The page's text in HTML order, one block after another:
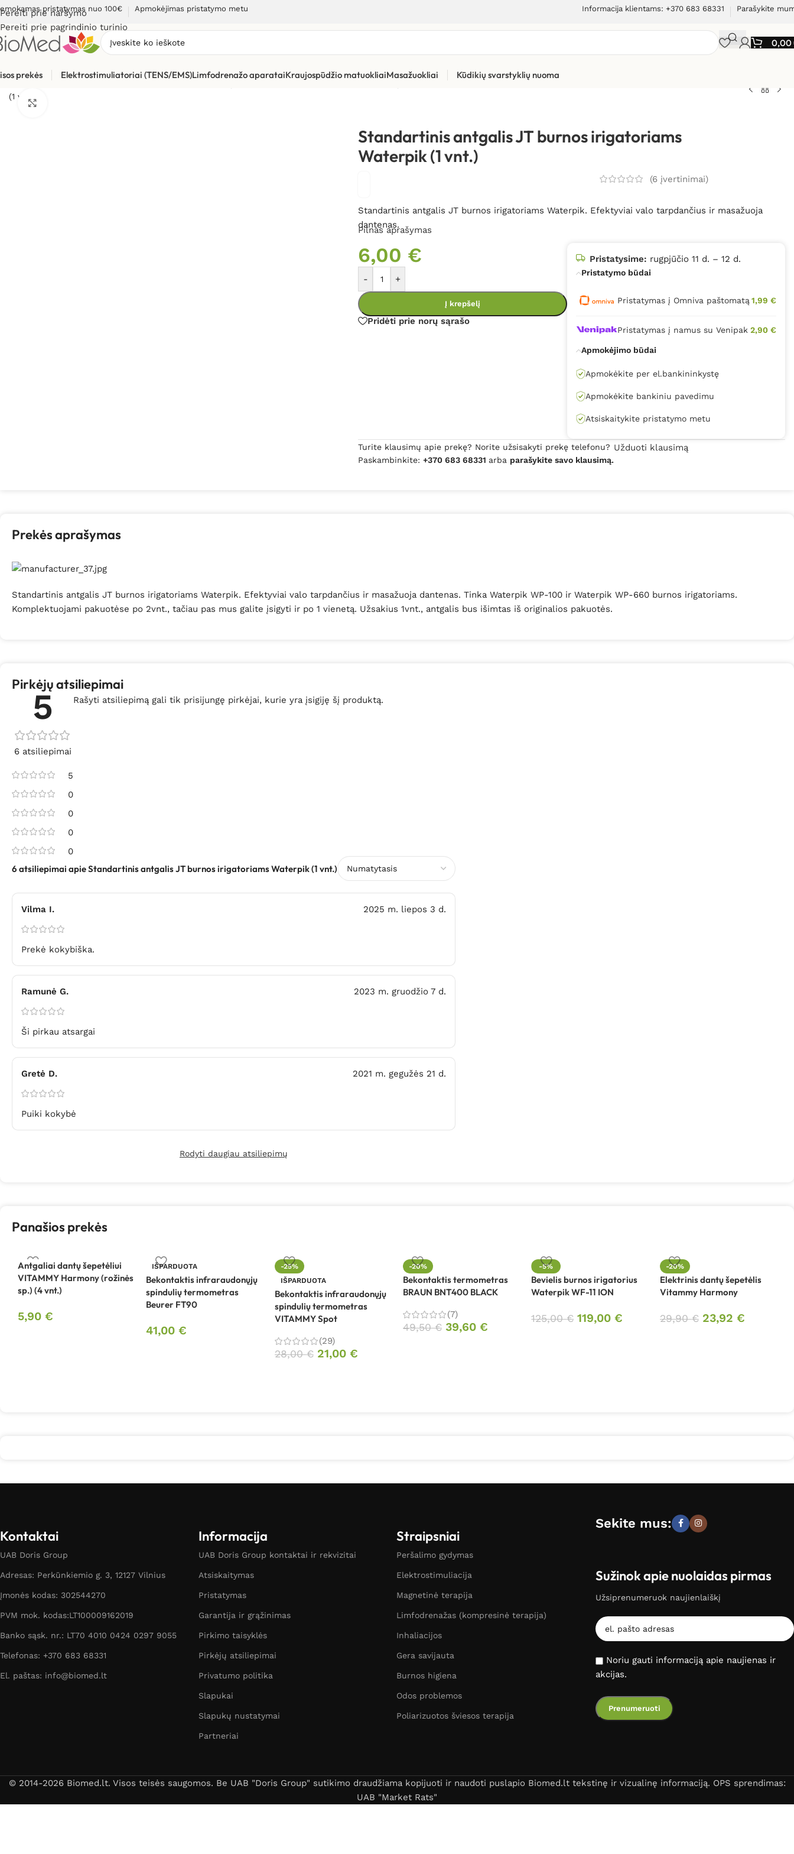
Pereiti prie naršymo
Pereiti prie pagrindinio turinio
pristatymas nuo 100€ Apmokėjimas pristatymo metu Informacija klientams: +370 683 68331 Parašykite
0,00
prekės Elektrostimuliatoriai (TENS/EMS)Limfodrenažo aparataiKraujospūdžio matuokliaiMasažuokliai Kūdikių svarstyklių nuoma
Sveikatos priežiūrai Burnos irigatorių pakaitiniai antgaliai ir kita
Standartinis antgalis JT burnos irigatoriams Waterpik
(1 vnt.)
Standartinis antgalis JT burnos irigatoriams
Waterpik (1 vnt.)
(6 įvertinimai)
Standartinis antgalis JT burnos irigatoriams Waterpik. Efektyviai valo tarpdančius ir masažuoja
dantenas.
Pilnas aprašymas
6,00 €
- +
Į krepšelį
Pridėti prie norų sąrašo
Pristatysime: rugpjūčio 11 d. – 12 d.
Pristatymo būdai
Pristatymas į Omniva paštomatą 1,99 €
Pristatymas į namus su Venipak 2,90 €
Apmokėjimo būdai
Apmokėkite per el.bankininkystę
Apmokėkite bankiniu pavedimu
Atsiskaitykite pristatymo metu
Turite klausimų apie prekę? Norite užsisakyti prekę telefonu?
Paskambinkite:+370 683 68331 arba parašykite savo klausimą.
Užduoti klausimą
Prekės aprašymas
Standartinis antgalis JT burnos irigatoriams Waterpik. Efektyviai valo tarpdančius ir masažuoja dantenas. Tinka Waterpik WP-100 ir Waterpik WP-660 burnos irigatoriams.
Komplektuojami pakuotėse po 2vnt., tačiau pas mus galite įsigyti ir po 1 vienetą. Užsakius 1vnt., antgalis bus išimtas iš originalios pakuotės.
Pirkėjų atsiliepimai
5
6 atsiliepimai
5
0
0
0
0
6 atsiliepimai apieStandartinis antgalis JT burnos irigatoriams Waterpik (1 vnt.)
Vilma I. 2025 m. liepos 3 d.
Prekė kokybiška.
Ramunė G. 2023 m. gruodžio 7 d.
Ši pirkau atsargai
Gretė D. 2021 m. gegužės 21 d.
Puiki kokybė
Rodyti daugiau atsiliepimų
Rašyti atsiliepimą gali tik prisijungę pirkėjai, kurie yra įsigiję šį produktą.
Panašios prekės
Antgaliai dantų šepetėliui
VITAMMY Harmony (rožinės
sp.) (4 vnt.)
5,90 €
IŠPARDUOTA
Bekontaktis infraraudonųjų
spindulių termometras
Beurer FT90
41,00€
-25%
IŠPARDUOTA
Bekontaktis infraraudonųjų
spindulių termometras
VITAMMY Spot
(29)
28,00€ 21,00 €
-20%
Bekontaktis termometras
BRAUN BNT400 BLACK
(7)
49,50€ 39,60 €
-5%
Bevielis burnos irigatorius
Waterpik WF-11 ION
125,00€ 119,00€
-20%
Elektrinis dantų šepetėlis
Vitammy Harmony
29,90€ 23,92 €
Kontaktai
UAB Doris Group
Adresas: Perkūnkiemio g. 3, 12127 Vilnius
Įmonės kodas: 302544270
PVM mok. kodas:LT100009162019
Banko sąsk. nr.: LT70 4010 0424 0297 9055
Telefonas: +370 683 68331
El. paštas: info@biomed.lt
Informacija
UAB Doris Group kontaktai ir rekvizitai
Atsiskaitymas
Pristatymas
Garantija ir grąžinimas
Pirkimo taisyklės
Pirkėjų atsiliepimai
Privatumo politika
Slapukai
Slapukų nustatymai
Partneriai
Straipsniai
Peršalimo gydymas
Elektrostimuliacija
Magnetinė terapija
Limfodrenažas (kompresinė terapija)
Inhaliacijos
Gera savijauta
Burnos higiena
Odos problemos
Poliarizuotos šviesos terapija
Sekite mus:
Sužinok apie nuolaidas pirmas
Užsiprenumeruok naujienlaiškį
Noriu gauti informaciją apie naujienas ir
akcijas.
© 2014-2026 Biomed.lt. Visos teisės saugomos. Be UAB "Doris Group" sutikimo draudžiama kopijuoti ir naudoti puslapio Biomed.lt tekstinę ir vizualinę informaciją. OPS sprendimas:
UAB "Market Rats"